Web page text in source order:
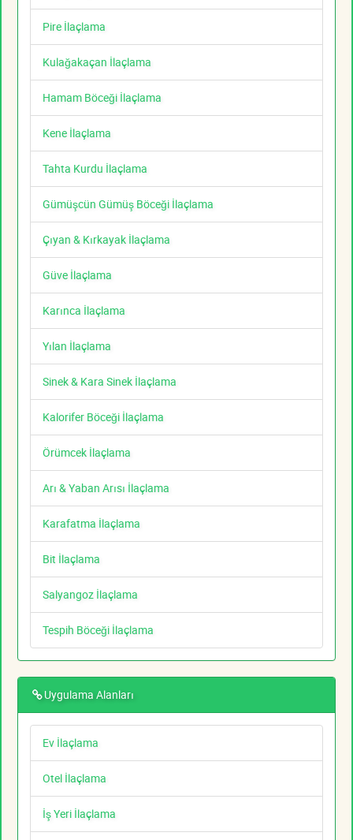
Pire İlaçlama
Kulağakaçan İlaçlama
Hamam Böceği İlaçlama
Kene İlaçlama
Tahta Kurdu İlaçlama
Gümüşcün Gümüş Böceği İlaçlama
Çıyan & Kırkayak İlaçlama
Güve İlaçlama
Karınca İlaçlama
Yılan İlaçlama
Sinek & Kara Sinek İlaçlama
Kalorifer Böceği İlaçlama
Örümcek İlaçlama
Arı & Yaban Arısı İlaçlama
Karafatma İlaçlama
Bit İlaçlama
Salyangoz İlaçlama
Tespih Böceği İlaçlama
Uygulama Alanları
Ev İlaçlama
Otel İlaçlama
İş Yeri İlaçlama